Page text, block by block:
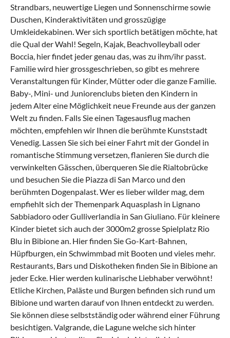
Strandbars, neuwertige Liegen und Sonnenschirme sowie
Duschen, Kinderaktivitäten und grosszügige
Umkleidekabinen. Wer sich sportlich betätigen möchte, hat
die Qual der Wahl! Segeln, Kajak, Beachvolleyball oder
Boccia, hier findet jeder genau das, was zu ihm/ihr passt.
Familie wird hier grossgeschrieben, so gibt es mehrere
Veranstaltungen für Kinder, Mütter oder die ganze Familie.
Baby-, Mini- und Juniorenclubs bieten den Kindern in
jedem Alter eine Möglichkeit neue Freunde aus der ganzen
Welt zu finden. Falls Sie einen Tagesausflug machen
möchten, empfehlen wir Ihnen die berühmte Kunststadt
Venedig. Lassen Sie sich bei einer Fahrt mit der Gondel in
romantische Stimmung versetzen, flanieren Sie durch die
verwinkelten Gässchen, überqueren Sie die Rialtobrücke
und besuchen Sie die Piazza di San Marco und den
berühmten Dogenpalast. Wer es lieber wilder mag, dem
empfiehlt sich der Themenpark Aquasplash in Lignano
Sabbiadoro oder Gulliverlandia in San Giuliano. Für kleinere
Kinder bietet sich auch der 3000m2 grosse Spielplatz Rio
Blu in Bibione an. Hier finden Sie Go-Kart-Bahnen,
Hüpfburgen, ein Schwimmbad mit Booten und vieles mehr.
Restaurants, Bars und Diskotheken finden Sie in Bibione an
jeder Ecke. Hier werden kulinarische Liebhaber verwöhnt!
Etliche Kirchen, Paläste und Burgen befinden sich rund um
Bibione und warten darauf von Ihnen entdeckt zu werden.
Sie können diese selbstständig oder während einer Führung
besichtigen. Valgrande, die Lagune welche sich hinter